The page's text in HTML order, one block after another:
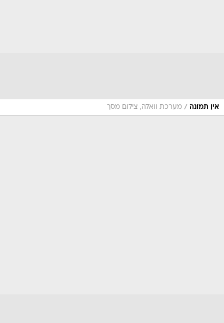
אין תמונה / מערכת וואלה, צילום מסך